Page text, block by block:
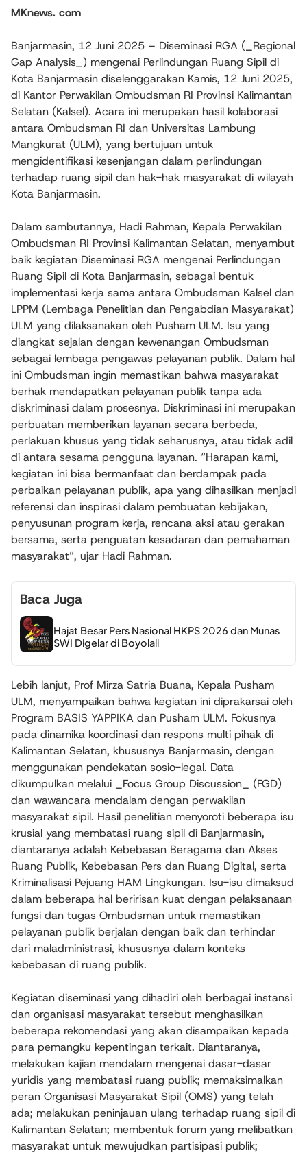
MKnews. com
Banjarmasin, 12 Juni 2025 – Diseminasi RGA (_Regional
Gap Analysis_) mengenai Perlindungan Ruang Sipil di
Kota Banjarmasin diselenggarakan Kamis, 12 Juni 2025,
di Kantor Perwakilan Ombudsman RI Provinsi Kalimantan
Selatan (Kalsel). Acara ini merupakan hasil kolaborasi
antara Ombudsman RI dan Universitas Lambung
Mangkurat (ULM), yang bertujuan untuk
mengidentifikasi kesenjangan dalam perlindungan
terhadap ruang sipil dan hak-hak masyarakat di wilayah
Kota Banjarmasin.
Dalam sambutannya, Hadi Rahman, Kepala Perwakilan
Ombudsman RI Provinsi Kalimantan Selatan, menyambut
baik kegiatan Diseminasi RGA mengenai Perlindungan
Ruang Sipil di Kota Banjarmasin, sebagai bentuk
implementasi kerja sama antara Ombudsman Kalsel dan
LPPM (Lembaga Penelitian dan Pengabdian Masyarakat)
ULM yang dilaksanakan oleh Pusham ULM. Isu yang
diangkat sejalan dengan kewenangan Ombudsman
sebagai lembaga pengawas pelayanan publik. Dalam hal
ini Ombudsman ingin memastikan bahwa masyarakat
berhak mendapatkan pelayanan publik tanpa ada
diskriminasi dalam prosesnya. Diskriminasi ini merupakan
perbuatan memberikan layanan secara berbeda,
perlakuan khusus yang tidak seharusnya, atau tidak adil
di antara sesama pengguna layanan. “Harapan kami,
kegiatan ini bisa bermanfaat dan berdampak pada
perbaikan pelayanan publik, apa yang dihasilkan menjadi
referensi dan inspirasi dalam pembuatan kebijakan,
penyusunan program kerja, rencana aksi atau gerakan
bersama, serta penguatan kesadaran dan pemahaman
masyarakat”, ujar Hadi Rahman.
Baca Juga
Hajat Besar Pers Nasional HKPS 2026 dan Munas
SWI Digelar di Boyolali
Lebih lanjut, Prof Mirza Satria Buana, Kepala Pusham
ULM, menyampaikan bahwa kegiatan ini diprakarsai oleh
Program BASIS YAPPIKA dan Pusham ULM. Fokusnya
pada dinamika koordinasi dan respons multi pihak di
Kalimantan Selatan, khususnya Banjarmasin, dengan
menggunakan pendekatan sosio-legal. Data
dikumpulkan melalui _Focus Group Discussion_ (FGD)
dan wawancara mendalam dengan perwakilan
masyarakat sipil. Hasil penelitian menyoroti beberapa isu
krusial yang membatasi ruang sipil di Banjarmasin,
diantaranya adalah Kebebasan Beragama dan Akses
Ruang Publik, Kebebasan Pers dan Ruang Digital, serta
Kriminalisasi Pejuang HAM Lingkungan. Isu-isu dimaksud
dalam beberapa hal beririsan kuat dengan pelaksanaan
fungsi dan tugas Ombudsman untuk memastikan
pelayanan publik berjalan dengan baik dan terhindar
dari maladministrasi, khususnya dalam konteks
kebebasan di ruang publik.
Kegiatan diseminasi yang dihadiri oleh berbagai instansi
dan organisasi masyarakat tersebut menghasilkan
beberapa rekomendasi yang akan disampaikan kepada
para pemangku kepentingan terkait. Diantaranya,
melakukan kajian mendalam mengenai dasar-dasar
yuridis yang membatasi ruang publik; memaksimalkan
peran Organisasi Masyarakat Sipil (OMS) yang telah
ada; melakukan peninjauan ulang terhadap ruang sipil di
Kalimantan Selatan; membentuk forum yang melibatkan
masyarakat untuk mewujudkan partisipasi publik;